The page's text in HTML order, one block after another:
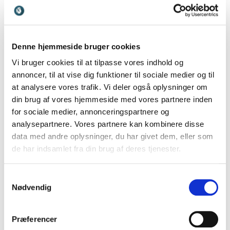
Denne hjemmeside bruger cookies
Vi bruger cookies til at tilpasse vores indhold og
annoncer, til at vise dig funktioner til sociale medier og til
at analysere vores trafik. Vi deler også oplysninger om
din brug af vores hjemmeside med vores partnere inden
for sociale medier, annonceringspartnere og
analysepartnere. Vores partnere kan kombinere disse
data med andre oplysninger, du har givet dem, eller som
de har indsamlet fra din brug af deres tjenester.
Nødvendig
Præferencer
til både smil, eftertænksomhed og nye perspektiver
og samtidig understøtte den anledning, I samles om.
får I en levende og underholdende fortælling, der
skaber nærvær i rummet. Hans evne til at formidle
komplekse tanker med humor og menneskelighed gør
ham velegnet til en gala, hvor publikum skal
engageres uden at miste den festlige stemning.
Ønsker I et mere roligt og elegant indslag, der passer
til en stilfuld aften, kanNikolaj Koppelbidrage med
refleksion, kultur og erfaring fra mange års arbejde
midt i programmet og fordybe sig i en fortælling, der
Vil I samtidig inspirere jeres gæster med kreativitet og